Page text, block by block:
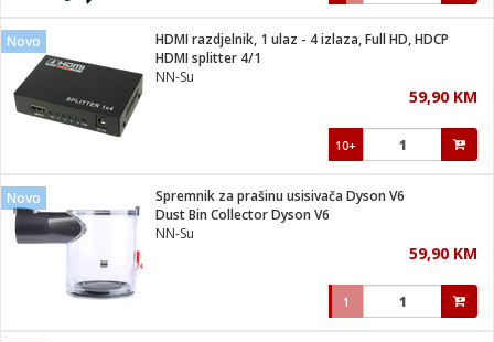
Novo
HDMI razdjelnik, 1 ulaz - 4 izlaza, Full HD, HDCP
HDMI splitter 4/1
NN-Su
59,90 KM
10+
Novo
Spremnik za prašinu usisivača Dyson V6
Dust Bin Collector Dyson V6
NN-Su
59,90 KM
1